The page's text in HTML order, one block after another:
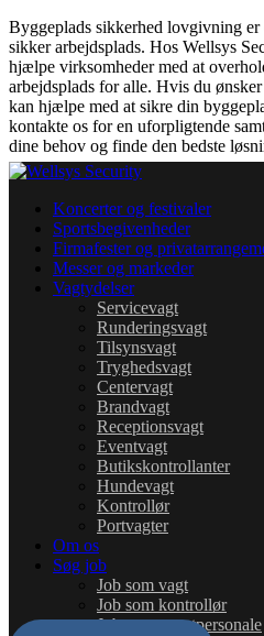
Byggeplads sikkerhed lovgivning
sikker arbejdsplads. Hos Wellsys
hjælpe virksomheder med at
arbejdsplads for alle. Hvis du
kan hjælpe med at sikre din
kontakte os for en uforpligtende
dine behov og finde den bedste
Koncerter og festivaler
Sportsbegivenheder
Firmafester og
Messer og markeder
Vagtydelser
Servicevagt
Runderingsvagt
Tilsynsvagt
Tryghedsvagt
Centervagt
Brandvagt
Receptionsvagt
Eventvagt
Butikskontrollanter
Hundevagt
Kontrollør
Portvagter
Om os
Søg job
Job som vagt
Job som kontrollør
Job som eventpersonale